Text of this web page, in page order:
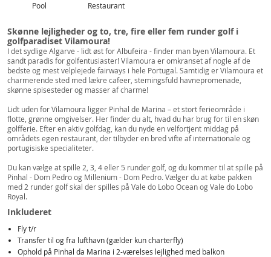
Pool Restaurant
Skønne lejligheder og to, tre, fire eller fem runder golf i
golfparadiset Vilamoura!
I det sydlige Algarve - lidt øst for Albufeira - finder man byen Vilamoura. Et
sandt paradis for golfentusiaster! Vilamoura er omkranset af nogle af de
bedste og mest velplejede fairways i hele Portugal. Samtidig er Vilamoura et
charmerende sted med lækre cafeer, stemingsfuld havnepromenade,
skønne spisesteder og masser af charme!
Lidt uden for Vilamoura ligger Pinhal de Marina – et stort ferieområde i
flotte, grønne omgivelser. Her finder du alt, hvad du har brug for til en skøn
golfferie. Efter en aktiv golfdag, kan du nyde en velfortjent middag på
områdets egen restaurant, der tilbyder en bred vifte af internationale og
portugisiske specialiteter.
Du kan vælge at spille 2, 3, 4 eller 5 runder golf, og du kommer til at spille på
Pinhal - Dom Pedro og Millenium - Dom Pedro. Vælger du at købe pakken
med 2 runder golf skal der spilles på Vale do Lobo Ocean og Vale do Lobo
Royal.
Inkluderet
Fly t/r
Transfer til og fra lufthavn (gælder kun charterfly)
Ophold på Pinhal da Marina i 2-værelses lejlighed med balkon